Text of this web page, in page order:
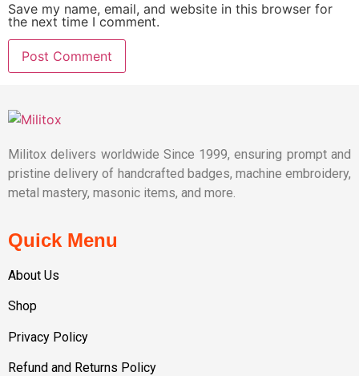
Save my name, email, and website in this browser for
the next time I comment.
Militox delivers worldwide Since 1999, ensuring prompt and
pristine delivery of handcrafted badges, machine embroidery,
metal mastery, masonic items, and more.
Quick Menu
About Us
Shop
Privacy Policy
Refund and Returns Policy